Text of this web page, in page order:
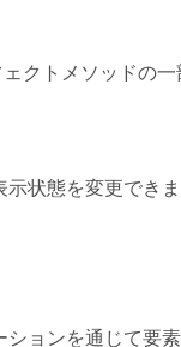
クトメソッドの
状態を変更でき
ョンを通じて要